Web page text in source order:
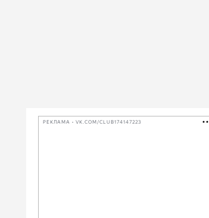
РЕКЛАМА • VK.COM/CLUB174147223